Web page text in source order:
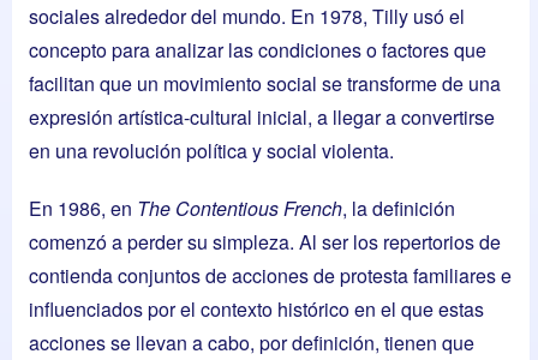
sociales alrededor del mundo. En 1978, Tilly usó el
concepto para analizar las condiciones o factores que
facilitan que un movimiento social se transforme de una
expresión artística-cultural inicial, a llegar a convertirse
en una revolución política y social violenta.
En 1986, en The Contentious French, la definición
comenzó a perder su simpleza. Al ser los repertorios de
contienda conjuntos de acciones de protesta familiares e
influenciados por el contexto histórico en el que estas
acciones se llevan a cabo, por definición, tienen que